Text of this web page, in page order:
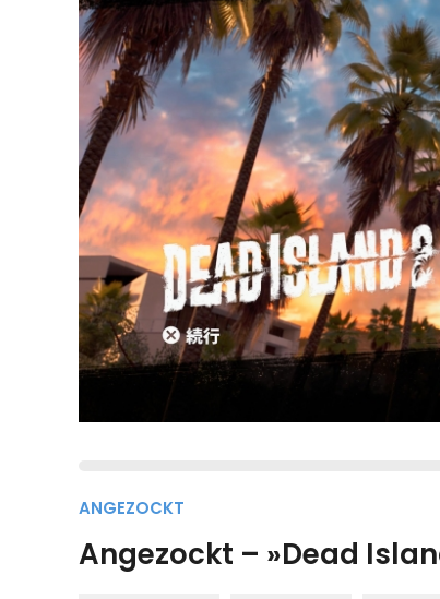
ANGEZOCKT
Angezockt – »Dead